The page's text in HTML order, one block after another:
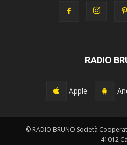
RADIO
Apple
© RADIO BRUNO Società
- 41012